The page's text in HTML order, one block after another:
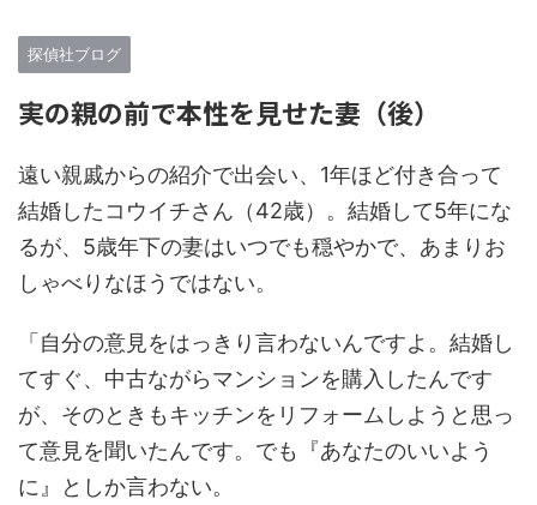
探偵社ブログ
実の親の前で本性を見せた妻（後）
遠い親戚からの紹介で出会い、1年ほど付き合って
結婚したコウイチさん（42歳）。結婚して5年にな
るが、5歳年下の妻はいつでも穏やかで、あまりお
しゃべりなほうではない。
「自分の意見をはっきり言わないんですよ。結婚し
てすぐ、中古ながらマンションを購入したんです
が、そのときもキッチンをリフォームしようと思っ
て意見を聞いたんです。でも『あなたのいいよう
に』としか言わない。